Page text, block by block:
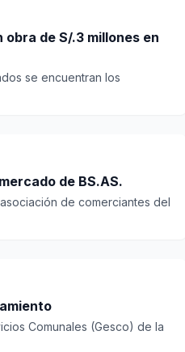
se encuentran los
de BS.AS.
de comerciantes del
Comunales (Gesco) de la